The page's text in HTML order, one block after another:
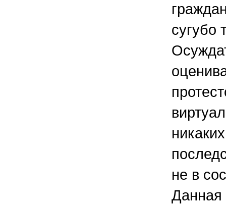
сугубо
не в
Данная